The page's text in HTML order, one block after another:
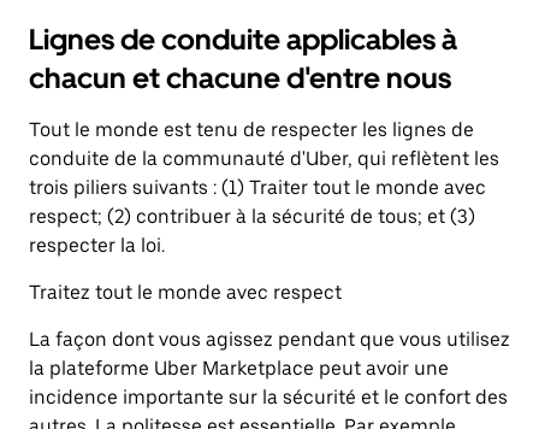
Lignes de conduite applicables à
chacun et chacune d'entre nous
Tout le monde est tenu de respecter les lignes de
conduite de la communauté d'Uber, qui reflètent les
trois piliers suivants : (1) Traiter tout le monde avec
respect; (2) contribuer à la sécurité de tous; et (3)
respecter la loi.
Traitez tout le monde avec respect
La façon dont vous agissez pendant que vous utilisez
la plateforme Uber Marketplace peut avoir une
incidence importante sur la sécurité et le confort des